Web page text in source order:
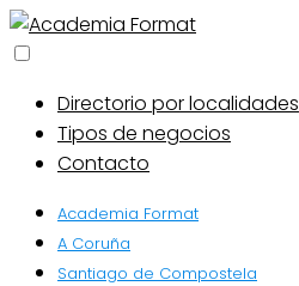
Directorio por localidades
Tipos de negocios
Contacto
Academia Format
A Coruña
Santiago de Compostela